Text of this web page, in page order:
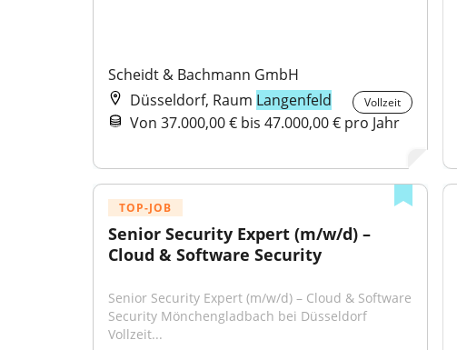
Scheidt & Bachmann GmbH
Düsseldorf, Raum Langenfeld Vollzeit
Von 37.000,00 € bis 47.000,00 € pro Jahr
TOP-JOB
Senior Security Expert (m/w/d) –
Cloud & Software Security
Senior Security Expert (m/w/d) – Cloud & Software
Security Mönchengladbach bei Düsseldorf
Vollzeit...